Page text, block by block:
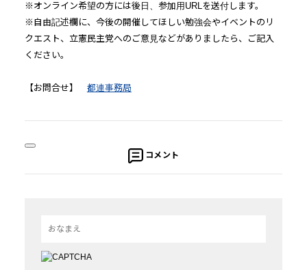
※オンライン希望の方には後日、参加用URLを送付します。
※自由記述欄に、今後の開催してほしい勉強会やイベントのリ
クエスト、立憲民主党へのご意見などがありましたら、ご記入
ください。
【お問合せ】 都連事務局
コメント